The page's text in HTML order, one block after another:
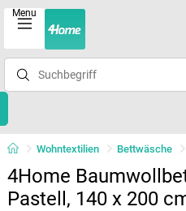
Menu
Wohntextilien Bettwäsche
4Home
Pastell, 140 x 200